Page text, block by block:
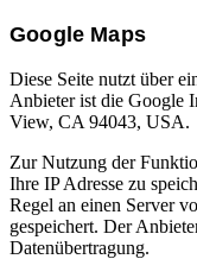
Google Maps
Diese Seite nutzt über
Anbieter ist die Google
View, CA 94043, USA.
Zur Nutzung der
Ihre IP Adresse zu
Regel an einen Server
gespeichert. Der
Datenübertragung.